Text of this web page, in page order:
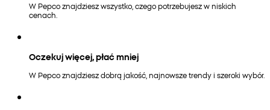
W Pepco znajdziesz wszystko, czego potrzebujesz w niskich
cenach.
Oczekuj więcej, płać mniej
W Pepco znajdziesz dobrą jakość, najnowsze trendy i szeroki wybór.